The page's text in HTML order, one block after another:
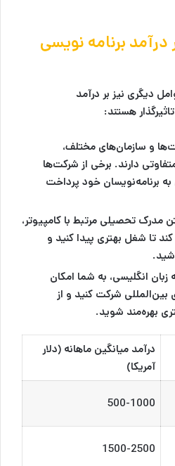
درآمد برنامه نویسی
دیگری نیز بر درآمد
هستند:
و سازمان‌های مختلف،
دارند. برخی از شرکت‌ها
به برنامه‌نویسان خود پرداخت
مدرک تحصیلی مرتبط با کامپیوتر،
تا شغل بهتری پیدا کنید و
زبان انگلیسی، به شما امکان
شرکت کنید و از
بهره‌مند شوید.
درآمد میانگین ماهانه (دلار
آمریکا)
500-1000
1500-2500